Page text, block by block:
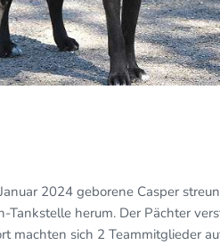
2024 geborene Casper
Tankstelle herum. Der Pächter
machten sich 2 Teammitglieder